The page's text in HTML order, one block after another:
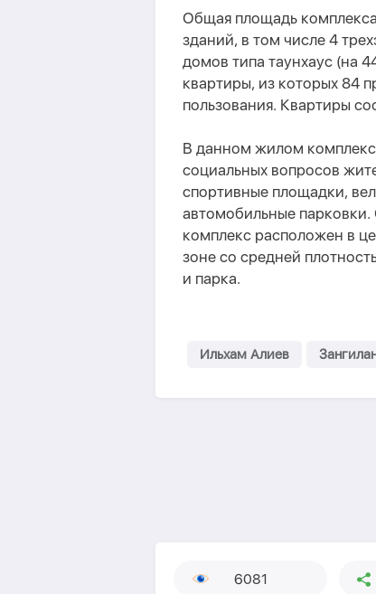
Общая площадь комплекса
зданий, в том числе 4
домов типа таунхаус (на
квартиры, из которых 84
пользования. Квартиры
В данном жилом
социальных вопросов
спортивные площадки,
автомобильные
комплекс расположен в
зоне со средней
и парка.
Ильхам Алиев
6081